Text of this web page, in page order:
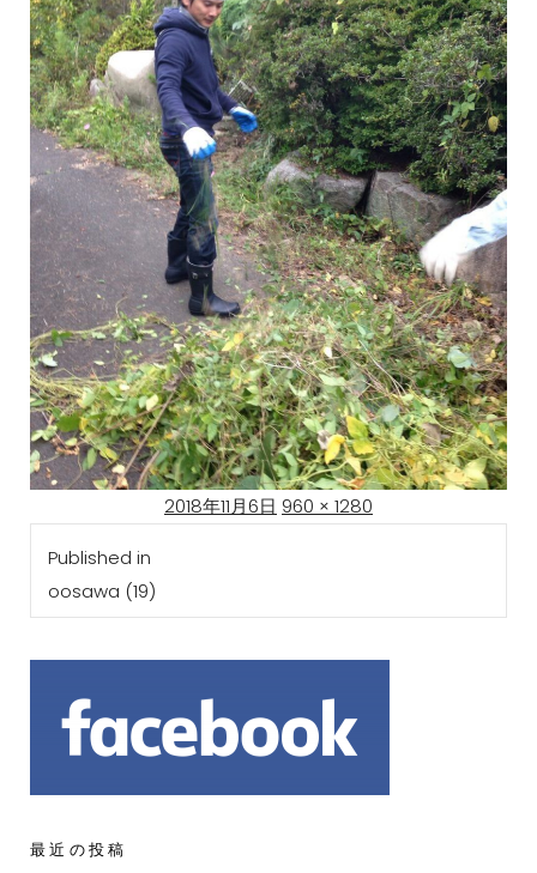
Posted
2018年11月6日 Full
960 × 1280
投
稿
ナ
ビ
ー
ョ
ン
Published in
oosawa (19)
最近の投稿